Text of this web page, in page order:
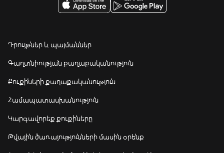
Դրույթներ և պայմաններ
Գաղտնիության քաղաքականություն
Քուքիների քաղաքականություն
Համապատասխանություն
Կարգավորեք քուքիները
Թվային ծառայությունների մասին օրենք